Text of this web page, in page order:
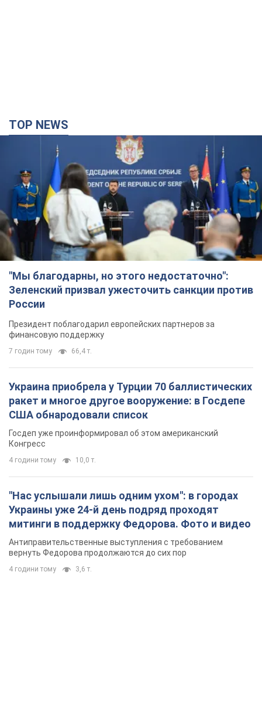
TOP NEWS
"Мы благодарны, но этого недостаточно":
Зеленский призвал ужесточить санкции против
России
Президент поблагодарил европейских партнеров за
финансовую поддержку
7 годин тому 66,4 т.
Украина приобрела у Турции 70 баллистических
ракет и многое другое вооружение: в Госдепе
США обнародовали список
Госдеп уже проинформировал об этом американский
Конгресс
4 години тому 10,0 т.
"Нас услышали лишь одним ухом": в городах
Украины уже 24-й день подряд проходят
митинги в поддержку Федорова. Фото и видео
Антиправительственные выступления с требованием
вернуть Федорова продолжаются до сих пор
4 години тому 3,6 т.